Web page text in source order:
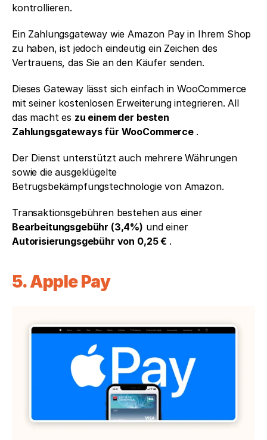
kontrollieren.
Ein Zahlungsgateway wie Amazon Pay in Ihrem Shop
zu haben, ist jedoch eindeutig ein Zeichen des
Vertrauens, das Sie an den Käufer senden.
Dieses Gateway lässt sich einfach in WooCommerce
mit seiner kostenlosen Erweiterung integrieren. All
das macht es zu einem der besten
Zahlungsgateways für WooCommerce .
Der Dienst unterstützt auch mehrere Währungen
sowie die ausgeklügelte
Betrugsbekämpfungstechnologie von Amazon.
Transaktionsgebühren bestehen aus einer
Bearbeitungsgebühr (3,4%)
und einer
Autorisierungsgebühr von 0,25 € .
5. Apple Pay